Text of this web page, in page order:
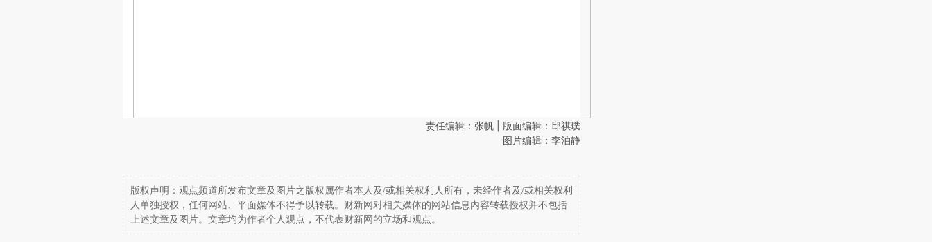
责任编辑：张帆 | 版面编辑：邱祺璞
图片编辑：李泊静
版权声明：观点频道所发布文章及图片之版权属作者本人及/或相关权利人所有，未经作者及/或相关权利
人单独授权，任何网站、平面媒体不得予以转载。财新网对相关媒体的网站信息内容转载授权并不包括
上述文章及图片。文章均为作者个人观点，不代表财新网的立场和观点。